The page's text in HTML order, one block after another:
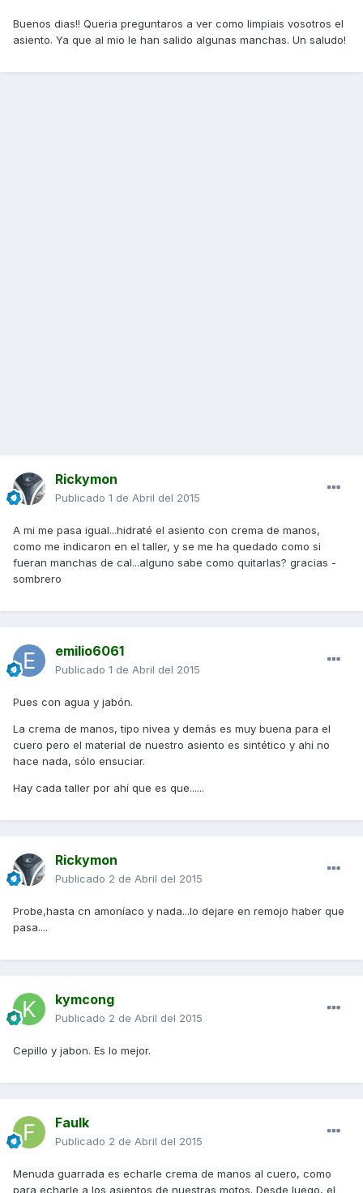
Buenos dias!! Queria preguntaros a ver como limpiais vosotros el
asiento. Ya que al mio le han salido algunas manchas. Un saludo!
Rickymon
Publicado 1 de Abril del 2015
A mi me pasa igual...hidraté el asiento con crema de manos,
como me indicaron en el taller, y se me ha quedado como si
fueran manchas de cal...alguno sabe como quitarlas? gracias -
sombrero
emilio6061
Publicado 1 de Abril del 2015
Pues con agua y jabón.
La crema de manos, tipo nivea y demás es muy buena para el
cuero pero el material de nuestro asiento es sintético y ahí no
hace nada, sólo ensuciar.
Hay cada taller por ahí que es que......
Rickymon
Publicado 2 de Abril del 2015
Probe,hasta cn amoníaco y nada...lo dejare en remojo haber que
pasa....
kymcong
Publicado 2 de Abril del 2015
Cepillo y jabon. Es lo mejor.
Faulk
Publicado 2 de Abril del 2015
Menuda guarrada es echarle crema de manos al cuero, como
para echarle a los asientos de nuestras motos. Desde luego, el